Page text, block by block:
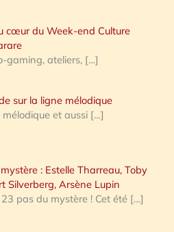
cœur du Week-end Culture
gaming, ateliers, […]
sur la ligne mélodique
mélodique et aussi […]
: Estelle Tharreau, Toby
Silverberg, Arsène Lupin
pas du mystère ! Cet été […]